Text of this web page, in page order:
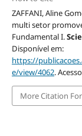
ZAFFANI, Aline
multi setor
Fundamental I.
Disponível em:
https://
e/view/4062.
More Citation